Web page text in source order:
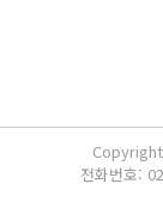
전화번호: